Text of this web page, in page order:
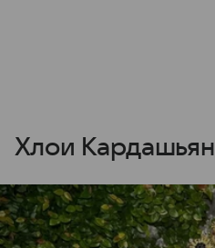
Хлои Кардашьян